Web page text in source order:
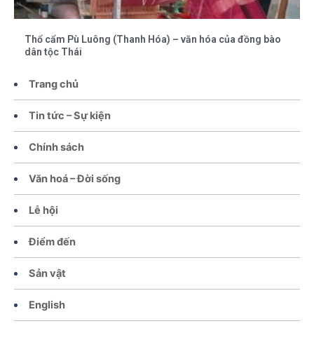
Trang chủ
Tin tức – Sự kiện
Chính sách
Văn hoá – Đời sống
Lễ hội
Điểm đến
Sản vật
English
Thổ cẩm Pù Luông (Thanh Hóa) – văn hóa của đồng bào
dân tộc Thái